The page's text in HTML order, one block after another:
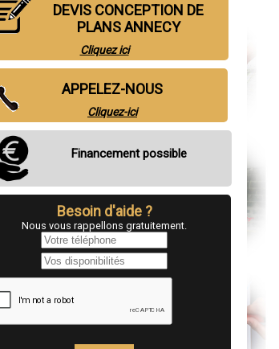
DEVIS CONCEPTION DE
PLANS ANNECY
Cliquez ici
APPELEZ-NOUS
Cliquez-ici
Financement possible
Besoin d'aide ?
Nous vous rappellons gratuitement.